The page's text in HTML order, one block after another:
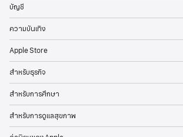
บัญชี
ความบันเทิง
Apple Store
สำหรับธุรกิจ
สำหรับการศึกษา
สำหรับการดูแลสุขภาพ